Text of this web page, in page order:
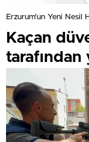
Erzurum'un Yeni Nesil
Kaçan
tarafından